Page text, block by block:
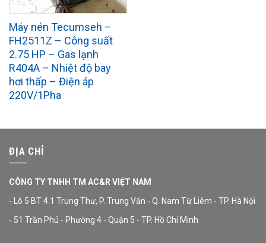
Máy nén Tecumseh –
FH2511Z – Công suất
2.75 HP – Gas lạnh
R404A – Nhiệt độ bay
hơi thấp – Điện áp
220V/1Pha
ĐỊA CHỈ
CÔNG TY TNHH TM AC&R VIỆT NAM
- Lô 5 BT 4.1 Trung Thư, P. Trung Văn - Q. Nam Từ Liêm - TP. Hà Nội
- 51 Trần Phú - Phường 4 - Quận 5 - TP. Hồ Chí Minh